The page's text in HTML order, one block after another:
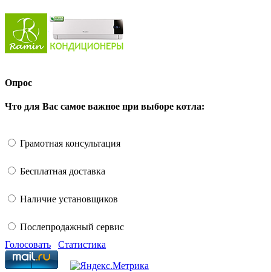
Опрос
Что для Вас самое важное при выборе котла:
Грамотная консультация
Бесплатная доставка
Наличие установщиков
Послепродажный сервис
Голосовать
Статистика